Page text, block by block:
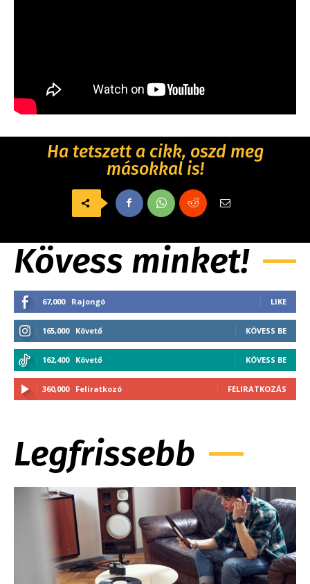
Ha tetszett a cikk, oszd meg
másokkal is!
Kövess minket!
67,000 Rajongó LIKE
165,000 Követő KÖVESS BE
162,400 Követő KÖVESS BE
360,000 Feliratkozó FELIRATKOZÁS
Legfrissebb